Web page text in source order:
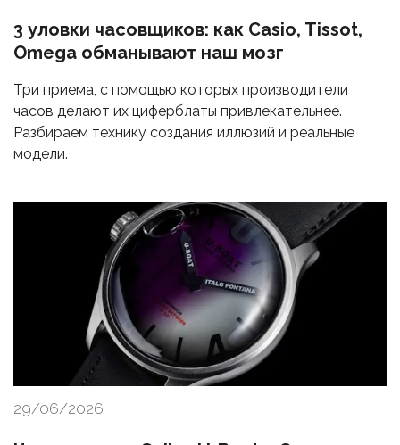
3 уловки часовщиков: как Casio, Tissot,
Omega обманывают наш мозг
Три приема, с помощью которых производители
часов делают их циферблаты привлекательнее.
Разбираем технику создания иллюзий и реальные
модели.
29/06/2026